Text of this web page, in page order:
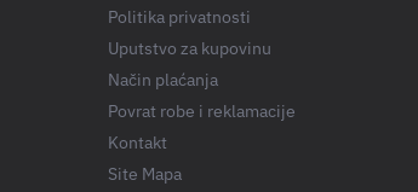
Politika privatnosti
Uputstvo za kupovinu
Način plaćanja
Povrat robe i reklamacije
Kontakt
Site Mapa